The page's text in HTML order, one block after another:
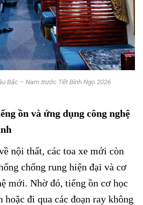
Bắc – Nam trước Tết Bính Ngọ 2026
ồn và ứng dụng công nghệ
nội thất, các toa xe mới còn
chống rung hiện đại và cơ
mới. Nhờ đó, tiếng ồn cơ học
hoặc đi qua các đoạn ray không